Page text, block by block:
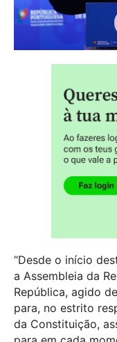
“Desde o início
a Assembleia da
República, agido
para, no estrito
da Constituição,